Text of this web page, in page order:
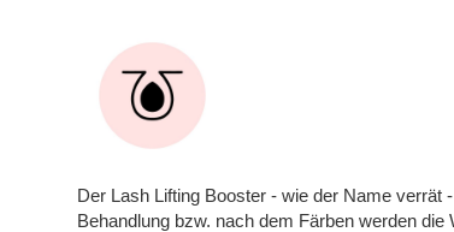
Der Lash Lifting Booster - wie der Name
Behandlung bzw. nach dem Färben werden die